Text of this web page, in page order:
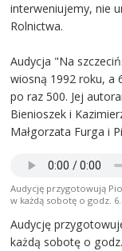
interweniujemy, nie
Rolnictwa.
Audycja "Na
wiosną 1992 roku, a
po raz 500. Jej
Bienioszek i
Małgorzata Furga i
Audycję przygotowują
w każdą sobotę o godz.
Audycję
każdą sobotę o